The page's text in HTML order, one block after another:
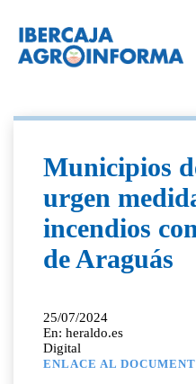
Municipios
urgen
incendios
de Araguás
25/07/2024
En: heraldo.es
Digital
ENLACE AL